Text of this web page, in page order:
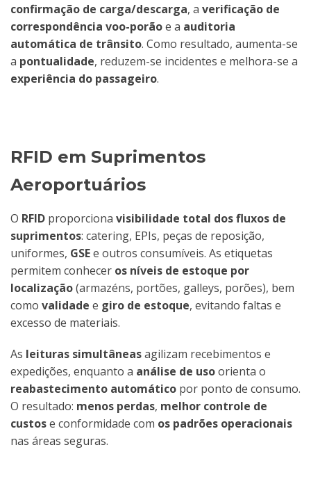
confirmação de carga/descarga, a verificação de
correspondência voo-porãoe a auditoria
automática de trânsito. Como resultado, aumenta-se
a pontualidade, reduzem-se incidentes e melhora-se a
experiência do passageiro.
RFID em Suprimentos
Aeroportuários
O RFID proporciona visibilidade total dos fluxos de
suprimentos: catering, EPIs, peças de reposição,
uniformes, GSEe outros consumíveis. As etiquetas
permitem conhecer os níveis de estoque por
localização(armazéns, portões, galleys, porões), bem
como validade e giro de estoque, evitando faltas e
excesso de materiais.
As leituras simultâneasagilizam recebimentos e
expedições, enquanto a análise de usoorienta o
reabastecimento automático por ponto de consumo.
O resultado: menos perdas, melhor controle de
custose conformidade com os padrões operacionais
nas áreas seguras.